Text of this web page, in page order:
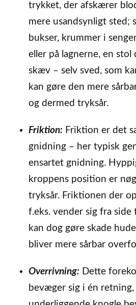
trykket, der afskærer
mere usandsynligt sted;
bukser, krummer i
eller på lagnerne, en stol
skæv – selv sved, som
kan gøre den mere
og dermed tryksår.
Friktion: Friktion er det
gnidning – her typisk
ensartet gnidning.
kroppens position er
tryksår. Friktionen der
f.eks. vender sig fra side
kan dog gøre skade
bliver mere sårbar
Overrivning: Dette
bevæger sig i én retning,